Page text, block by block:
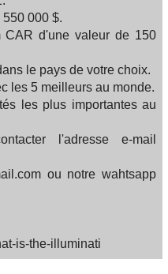
000 $.
CAR d'une valeur de 150
le pays de votre choix.
les 5 meilleurs au monde.
les plus importantes au
l'adresse e-mail
ou notre wahtsapp
is-the-illuminati